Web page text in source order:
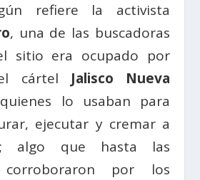
refiere la activista
, una de las buscadoras
sitio era ocupado por
cártel Jalisco Nueva
lo usaban para
ejecutar y cremar a
algo que hasta las
corroboraron por los